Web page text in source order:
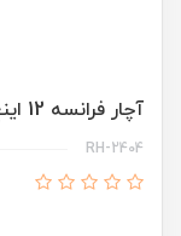
آچار فرانسه 12 اینچ لیبرا RH-2404 رونیکس
RH-2404